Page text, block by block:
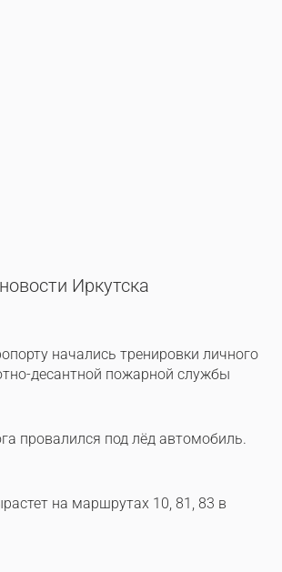
Иркутска
начались тренировки личного
десантной пожарной службы
провалился под лёд автомобиль.
на маршрутах 10, 81, 83 в